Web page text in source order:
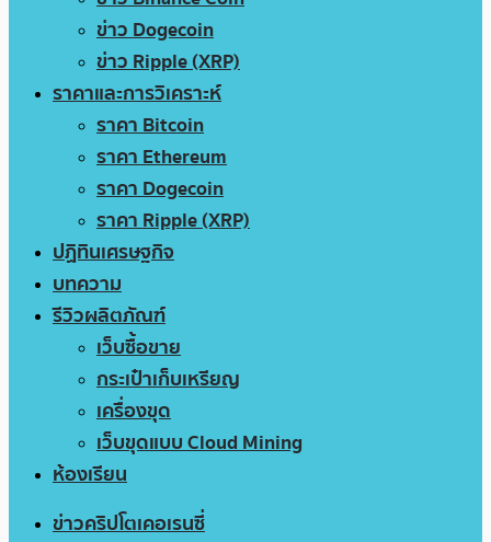
ข่าว Dogecoin
ข่าว Ripple (XRP)
ราคาและการวิเคราะห์
ราคา Bitcoin
ราคา Ethereum
ราคา Dogecoin
ราคา Ripple (XRP)
ปฏิทินเศรษฐกิจ
บทความ
รีวิวผลิตภัณฑ์
เว็บซื้อขาย
กระเป๋าเก็บเหรียญ
เครื่องขุด
เว็บขุดแบบ Cloud Mining
ห้องเรียน
ข่าวคริปโตเคอเรนซี่